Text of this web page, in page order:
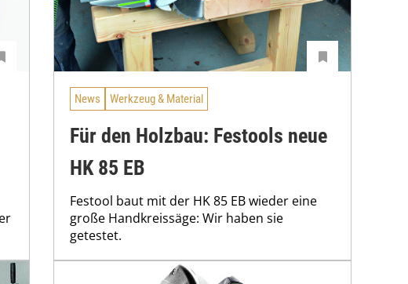
News Werkzeug & Material
Für den Holzbau: Festools neue
HK 85 EB
Festool baut mit der HK 85 EB wieder eine
große Handkreissäge: Wir haben sie
getestet.